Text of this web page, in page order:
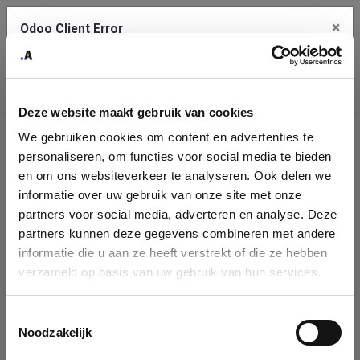
Deze website maakt gebruik van cookies
We gebruiken cookies om content en advertenties te
personaliseren, om functies voor social media te bieden
en om ons websiteverkeer te analyseren. Ook delen we
informatie over uw gebruik van onze site met onze
partners voor social media, adverteren en analyse. Deze
partners kunnen deze gegevens combineren met andere
informatie die u aan ze heeft verstrekt of die ze hebben
verzameld op basis van uw gebruik van hun services.
Noodzakelijk
Company
Identification
Please fill in your company details
You can search a company in our database by name, VAT or
enterprise ID. When a company is selected it will auto-complete the
form. If you don't find your company in our database, you can create
Odoo Client Error ×
service.
See details
Ok